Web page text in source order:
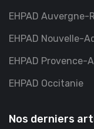
EHPAD Auvergne-
EHPAD Nouvelle-
EHPAD Provence-
EHPAD Occitanie
Nos derniers